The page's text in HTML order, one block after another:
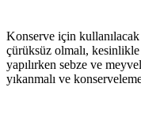
Konserve için
çürüksüz olmalı,
yapılırken sebze ve
yıkanmalı ve